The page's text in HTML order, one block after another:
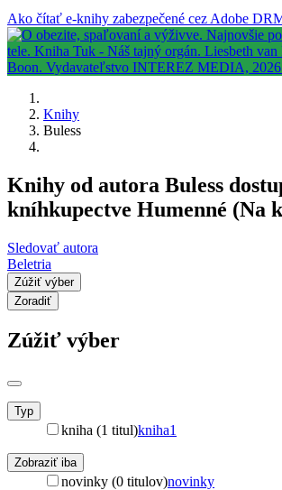
Ako čítať e-knihy zabezpečené cez Adobe
Knihy
Buless
Knihy od autora Buless
kníhkupectve Humenné (Na
Sledovať autora
Beletria
Zúžiť výber
Zoradiť
Zúžiť výber
Typ
kniha (1 titul)kniha1
Zobraziť iba
novinky (0 titulov)novinky